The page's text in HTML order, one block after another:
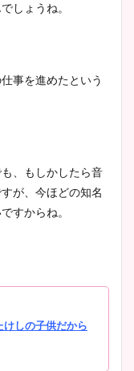
しょうね。
事を進めたという
、もしかしたら音
が、今ほどの知名
すからね。
しの子供だから